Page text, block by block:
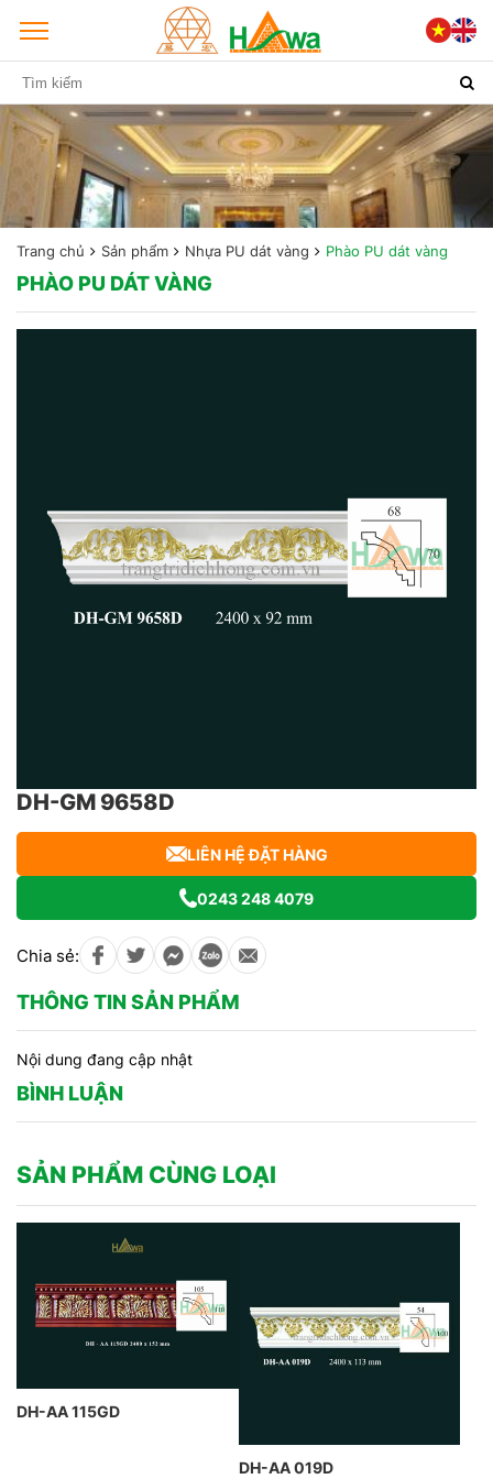
Trang chủ Sản phẩm Nhựa PU dát vàng Phào PU dát vàng
PHÀO PU DÁT VÀNG
DH-GM 9658D
LIÊN HỆ ĐẶT HÀNG
0243 248 4079
Chia sẻ:
THÔNG TIN SẢN PHẨM
Nội dung đang cập nhật
BÌNH LUẬN
SẢN PHẨM CÙNG LOẠI
DH-AA 115GD
DH-AA 019D